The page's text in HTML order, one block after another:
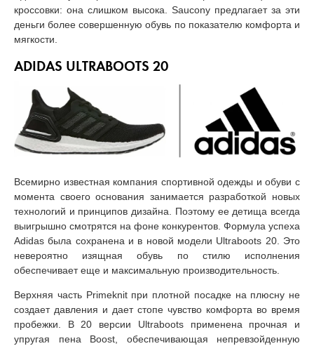
кроссовки: она слишком высока. Saucony предлагает за эти
деньги более совершенную обувь по показателю комфорта и
мягкости.
ADIDAS ULTRABOOTS 20
Всемирно известная компания спортивной одежды и обуви с
момента своего основания занимается разработкой новых
технологий и принципов дизайна. Поэтому ее детища всегда
выигрышно смотрятся на фоне конкурентов. Формула успеха
Adidas была сохранена и в новой модели Ultraboots 20. Это
невероятно изящная обувь по стилю исполнения
обеспечивает еще и максимальную производительность.
Верхняя часть Primeknit при плотной посадке на плюсну не
создает давления и дает стопе чувство комфорта во время
пробежки. В 20 версии Ultraboots применена прочная и
упругая пена Boost, обеспечивающая непревзойденную